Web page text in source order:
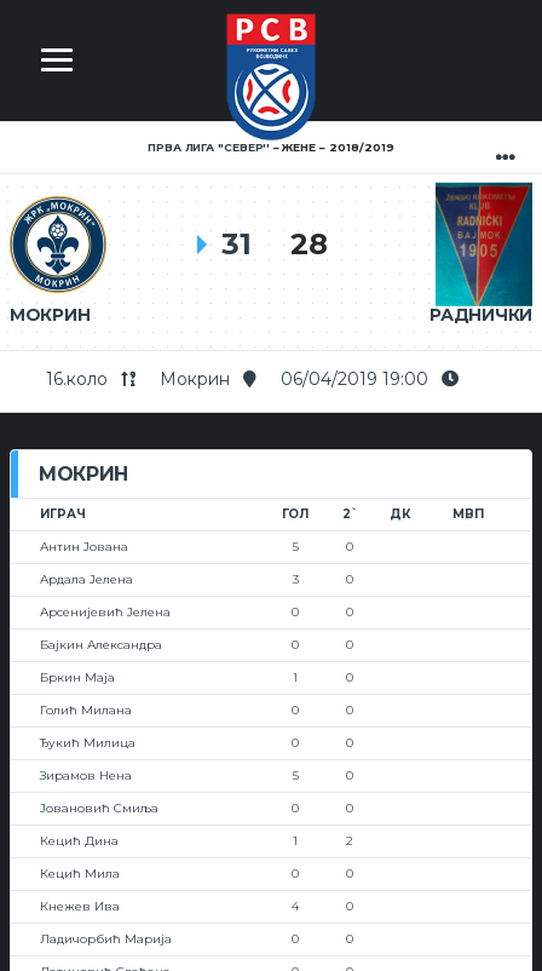
ПРВА ЛИГА ''СЕВЕР'' ЖЕНЕ 2018/2019
МОКРИН
31
РАДНИЧКИ
28
16.коло Мокрин 06/04/2019 19:00
МОКРИН
ИГРАЧ ГОЛ 2` ДК МВП
Антин Јована 5 0
Ардала Јелена 3 0
Арсенијевић Јелена 0 0
Бајкин Александра 0 0
Бркин Маја 1 0
Голић Милана 0 0
Ђукић Милица 0 0
Зирамов Нена 5 0
Јовановић Смиља 0 0
Кецић Дина 1 2
Кецић Мила 0 0
Кнежев Ива 4 0
Ладичорбић Марија 0 0